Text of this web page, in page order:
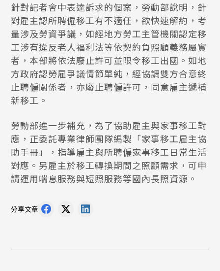
針對記者會中表達訴求的個案，勞動部說明，針
對雇主認所聘僱移工有不適任，欲快速解約，考
量涉及勞資爭議，如經地方勞工主管機關認定移
工涉有違反老人福利法等依契約負照顧義務屬實
者，本部將依法廢止許可並限令移工出國。如地
方政府認勞雇爭議情節單純，經協調雙方合意終
止聘僱關係者，亦廢止聘僱許可，同意雇主遞補
新移工。
勞動部進一步補充，為了協助雇主與家事移工對
應，正委託專業律師團隊編製「家事移工雇主協
助手冊」，指導雇主與所聘僱家事移工日常生活
對應。另雇主於移工轉換期間之照顧需求，可申
請運用喘息服務與短照服務等國內長照資源。
分享文章